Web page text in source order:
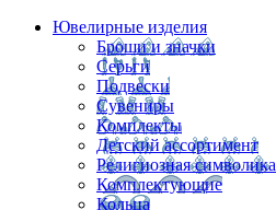
Ювелирные изделия
Броши и значки
Серьги
Подвески
Сувениры
Комплекты
Детский ассортимент
Религиозная символика
Комплектующие
Кольца